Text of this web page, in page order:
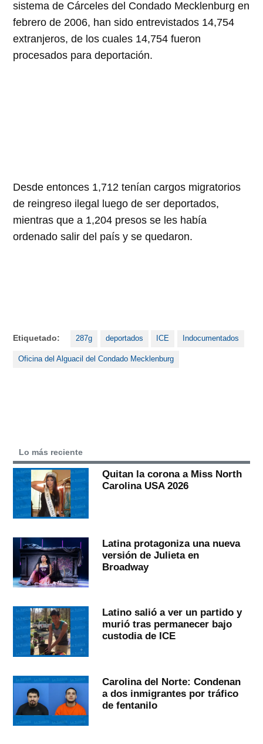
sistema de Cárceles del Condado Mecklenburg en
febrero de 2006, han sido entrevistados 14,754
extranjeros, de los cuales 14,754 fueron
procesados para deportación.
Desde entonces 1,712 tenían cargos migratorios
de reingreso ilegal luego de ser deportados,
mientras que a 1,204 presos se les había
ordenado salir del país y se quedaron.
Etiquetado: 287g deportados ICE Indocumentados
Oficina del Alguacil del Condado Mecklenburg
Lo más reciente
Quitan la corona a Miss North
Carolina USA 2026
Latina protagoniza una nueva
versión de Julieta en
Broadway
Latino salió a ver un partido y
murió tras permanecer bajo
custodia de ICE
Carolina del Norte: Condenan
a dos inmigrantes por tráfico
de fentanilo